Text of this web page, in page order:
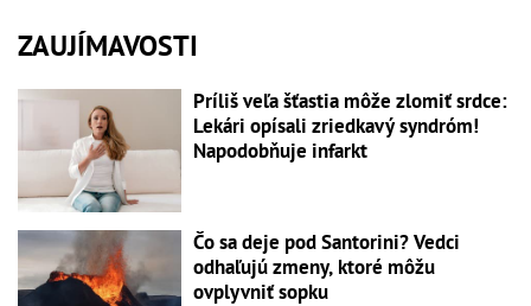
ZAUJÍMAVOSTI
Príliš veľa šťastia môže zlomiť srdce:
Lekári opísali zriedkavý syndróm!
Napodobňuje infarkt
Čo sa deje pod Santorini? Vedci
odhaľujú zmeny, ktoré môžu
ovplyvniť sopku